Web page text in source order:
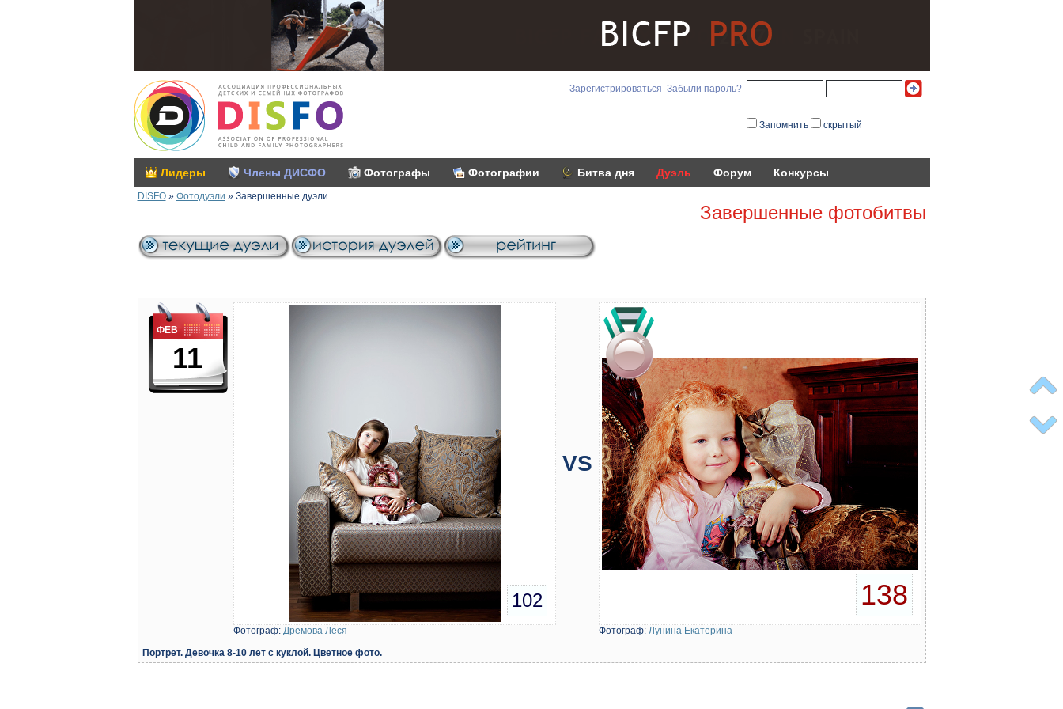
Зарегистрироваться Забыли пароль?
Запомнить скрытый
Лидеры Члены ДИСФО Фотографы Фотографии Битва дня Дуэль Форум Конкурсы
DISFO » Фотодуэли » Завершенные дуэли
Завершенные фотобитвы
11
ФЕВ
102
VS
138
Фотограф: Дремова Леся Фотограф: Лунина Екатерина
Портрет. Девочка 8-10 лет с куклой. Цветное фото.